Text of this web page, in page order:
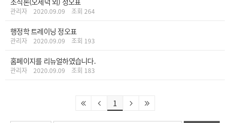
관리자 2020.09.09 조회 264
행정학 트레이닝 정오표
관리자 2020.09.09 조회 193
홈페이지를 리뉴얼하였습니다.
관리자 2020.09.09 조회 183
1